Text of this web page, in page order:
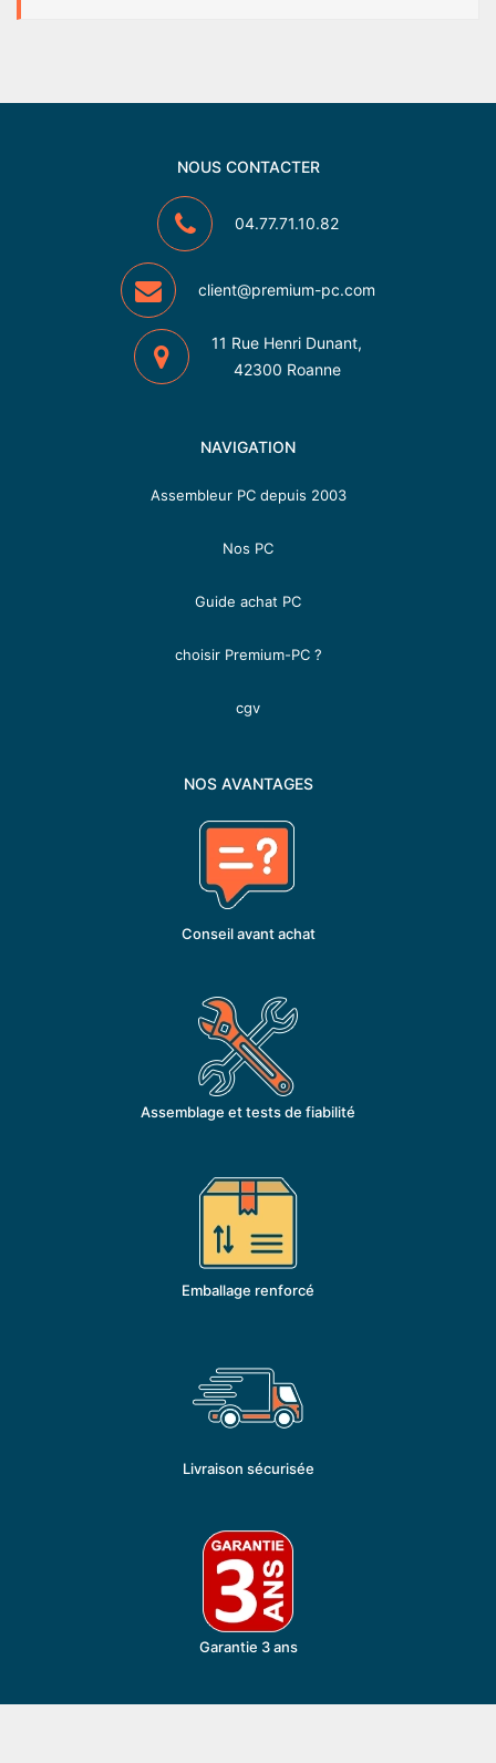
NOUS CONTACTER
04.77.71.10.82
client@premium-pc.com
11 Rue Henri Dunant,
42300 Roanne
NAVIGATION
Assembleur PC depuis 2003
Nos PC
Guide achat PC
choisir Premium-PC ?
cgv
NOS AVANTAGES
Conseil avant achat
Assemblage et tests de fiabilité
Emballage renforcé
Livraison sécurisée
Garantie 3 ans